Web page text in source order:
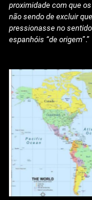
proximidade com que
não sendo de excluir
pressionasse no
espanhóis “de origem”.”